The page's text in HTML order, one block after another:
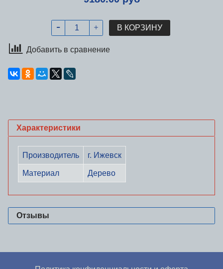
В КОРЗИНУ
Добавить в сравнение
Характеристики
Производитель г. Ижевск
Материал Дерево
Отзывы